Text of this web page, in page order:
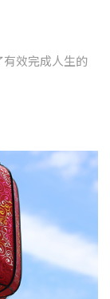
有效完成人生的